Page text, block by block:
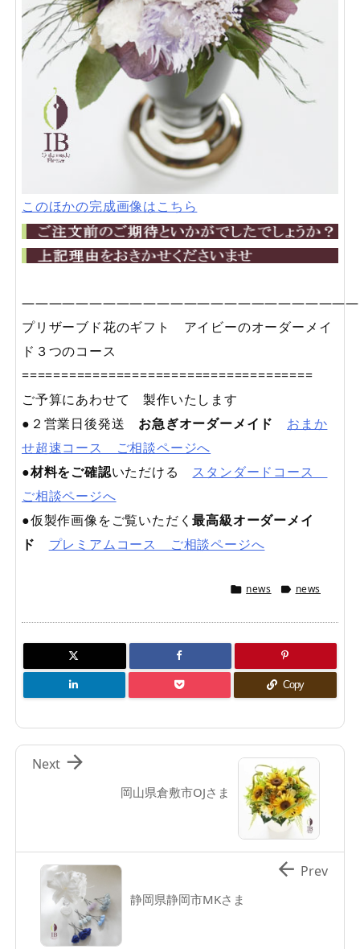
このほかの完成画像はこちら
—————————————————————————
プリザーブド花のギフト アイビーのオーダーメイ
ド３つのコース
=====================================
ご予算にあわせて 製作いたします
●２営業日後発送 お急ぎオーダーメイド
おまか
せ超速コース ご相談ページへ
●材料をご確認いただける スタンダードコース
ご相談ページへ
●仮製作画像をご覧いただく最高級オーダーメイ
ド
プレミアムコース ご相談ページへ
 news  news
Copy
岡山県倉敷市OJさま

Next
静岡県静岡市MKさま
 Prev